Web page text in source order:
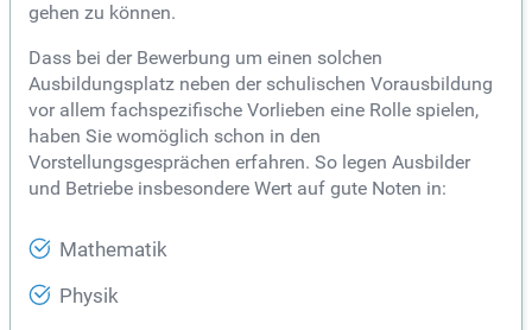
gehen zu können.
Dass bei der Bewerbung um einen solchen
Ausbildungsplatz neben der schulischen Vorausbildung
vor allem fachspezifische Vorlieben eine Rolle spielen,
haben Sie womöglich schon in den
Vorstellungsgesprächen erfahren. So legen Ausbilder
und Betriebe insbesondere Wert auf gute Noten in:
Mathematik
Physik